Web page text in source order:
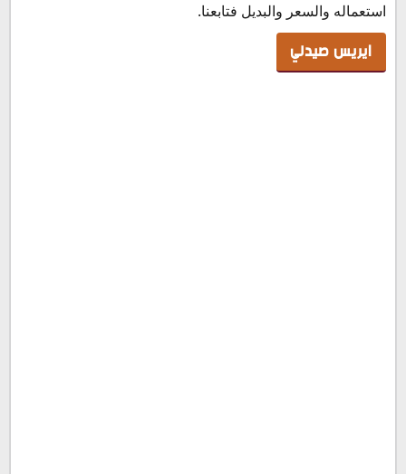
ايريس للحامل
ايريس والرضاعة
ايريس للأطفال
استعماله والسعر والبديل فتابعنا.
ايريس صيدلي